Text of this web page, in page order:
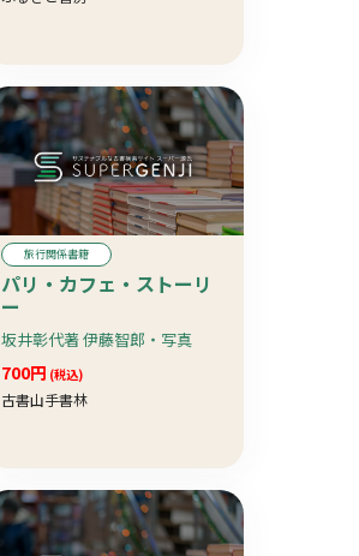
旅行関係書籍
パリ・カフェ・ストーリ
ー
坂井彰代著 伊藤智郎・写真
700円 (税込)
古書山手書林